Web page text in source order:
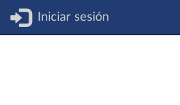
Iniciar sesión